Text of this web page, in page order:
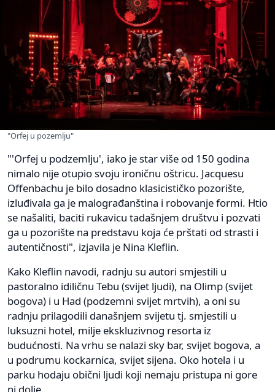
"Orfej u pozemlju"
"'Orfej u podzemlju', iako je star više od 150 godina
nimalo nije otupio svoju ironičnu oštricu. Jacquesu
Offenbachu je bilo dosadno klasicističko pozorište,
izluđivala ga je malograđanština i robovanje formi. Htio
se našaliti, baciti rukavicu tadašnjem društvu i pozvati
ga u pozorište na predstavu koja će prštati od strasti i
autentičnosti", izjavila je Nina Kleflin.
Kako Kleflin navodi, radnju su autori smjestili u
pastoralno idiličnu Tebu (svijet ljudi), na Olimp (svijet
bogova) i u Had (podzemni svijet mrtvih), a oni su
radnju prilagodili današnjem svijetu tj. smjestili u
luksuzni hotel, milje ekskluzivnog resorta iz
budućnosti. Na vrhu se nalazi sky bar, svijet bogova, a
u podrumu kockarnica, svijet sijena. Oko hotela i u
parku hodaju obični ljudi koji nemaju pristupa ni gore